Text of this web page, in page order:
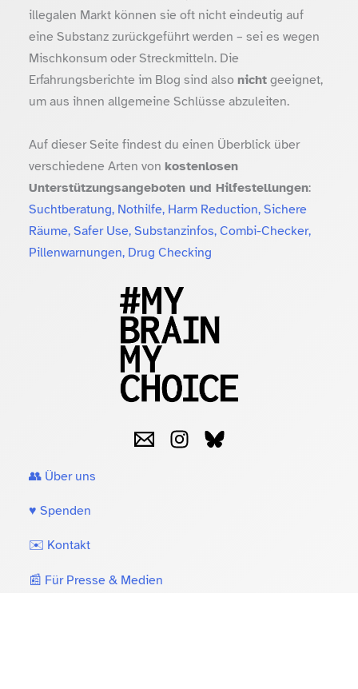
illegalen Markt können sie oft nicht eindeutig auf
eine Substanz zurückgeführt werden – sei es wegen
Mischkonsum oder Streckmitteln. Die
Erfahrungsberichte im Blog sind also nichtgeeignet,
um aus ihnen allgemeine Schlüsse abzuleiten.
Auf dieser Seite findest du einen Überblick über
verschiedene Arten von kostenlosen
Unterstützungsangeboten und Hilfestellungen:
Suchtberatung, Nothilfe, Harm Reduction, Sichere
Räume, Safer Use, Substanzinfos, Combi-Checker,
Pillenwarnungen, Drug Checking
👥 Über uns
♥️ Spenden
✉️ Kontakt
📰 Für Presse & Medien